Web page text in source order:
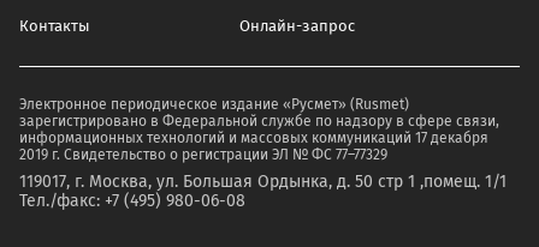
Контакты Онлайн-запрос
Электронное периодическое издание «Русмет» (Rusmet)
зарегистрировано в Федеральной службе по надзору в сфере связи,
информационных технологий и массовых коммуникаций 17 декабря
2019 г. Свидетельство о регистрации ЭЛ № ФС 77–77329
119017, г. Москва, ул. Большая Ордынка, д. 50 стр 1 ,помещ. 1/1
Тел./факс: +7 (495) 980-06-08